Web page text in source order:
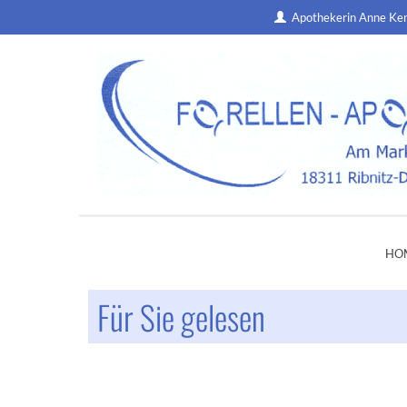
Apothekerin Anne
Für Sie gelesen